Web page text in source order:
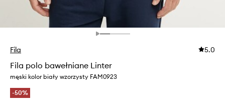
Fila 5.0
Fila polo bawełniane Linter
męski kolor biały wzorzysty FAM0923
-50%